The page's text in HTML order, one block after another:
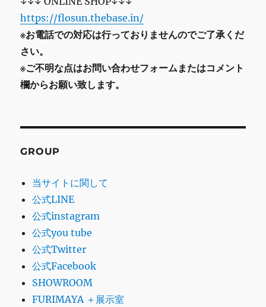
https://flosun.thebase.in/
※お電話での対応は行っておりませんのでご了承くだ
さい。
※ご不明な点はお問い合わせフォームまたはコメント
欄からお願い致します。
GROUP
当サイトに関して
公式LINE
公式instagram
公式you tube
公式Twitter
公式Facebook
SHOWROOM
FURIMAYA ＋展示室